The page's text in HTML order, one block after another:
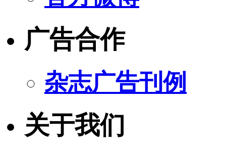
广告合作
杂志广告刊例
关于我们